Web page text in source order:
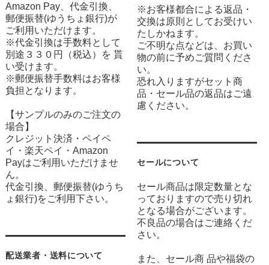
Amazon Pay、代金引換、
郵便振替(ゆうちょ銀行)が
ご利用いただけます。
※代金引換は手数料として
別途３３０円（税込）を 貰
い受けます。
※郵便振替手数料はお客様
負担となります。
【サンプルのみのご注文の
場合】
クレジット決済・ペイペ
イ・楽天ペイ・Amazon
Payはご利用いただけませ
ん。
代金引換、郵便振替(ゆうち
ょ銀行)をご利用下さい。
配送業者・送料について
※お客様都合による返品・
交換は原則としてお受けい
たしかねます。
ご不明な点などは、お買い
物の前に予めご質問くださ
い。
恐れ入りますがセット商
品・セール品の返品はご遠
慮ください。
セールについて
セール商品は限定数量とな
っておりますので売り切れ
となる場合がございます。
不良品の場合はご連絡くだ
さい。
また、セール商 品や福袋の